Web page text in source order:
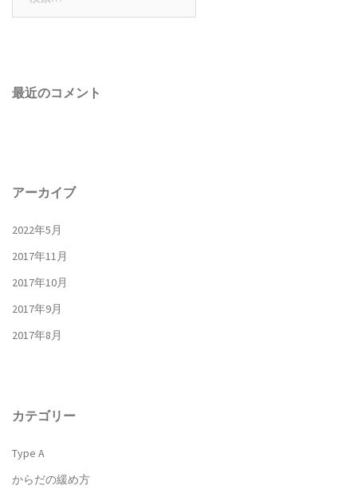
最近のコメント
アーカイブ
2022年5月
2017年11月
2017年10月
2017年9月
2017年8月
カテゴリー
Type A
からだの緩め方